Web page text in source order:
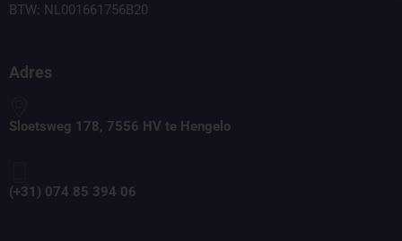
BTW: NL001661756B20
Adres
Sloetsweg 178, 7556 HV te Hengelo
(+31) 074 85 394 06